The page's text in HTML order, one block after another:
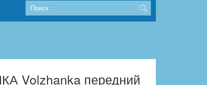
Volzhanka передний